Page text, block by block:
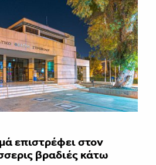
επιστρέφει στον
βραδιές κάτω